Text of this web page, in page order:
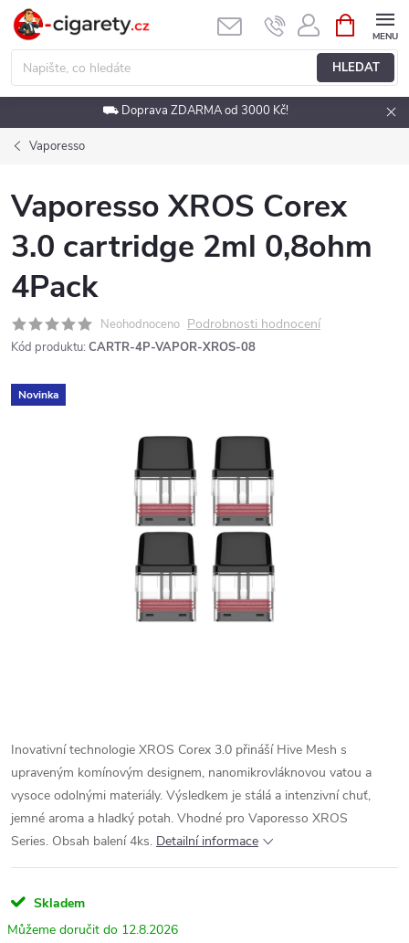
Přejít
obsah
HLEDAT
NÁKUPNÍ
KOŠÍK
⛟ Doprava ZDARMA od 3000 Kč!
Vaporesso
Vaporesso XROS Corex
3.0 cartridge 2ml 0,8ohm
4Pack
Neohodnoceno Podrobnosti hodnocení
Kód produktu: CARTR-4P-VAPOR-XROS-08
Novinka
Inovativní technologie XROS Corex 3.0 přináší Hive Mesh s
upraveným komínovým designem, nanomikrovláknovou vatou a
vysoce odolnými materiály. Výsledkem je stálá a intenzivní chuť,
jemné aroma a hladký potah. Vhodné pro Vaporesso XROS
Series. Obsah balení 4ks. Detailní informace
Skladem
12.8.2026